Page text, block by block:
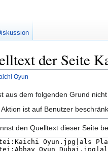
der Seite
Oyun
aus dem folgenden Grund
ist auf Benutzer
den Quelltext dieser Seite